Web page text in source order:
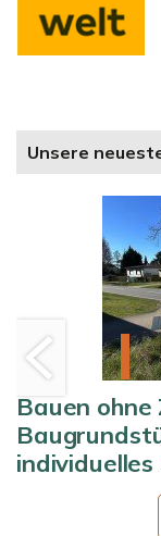
Unsere
Bauen ohne
individuelles